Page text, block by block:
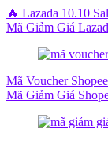
🔥 Lazada 10.10
Mã Giảm Giá
Mã Voucher
Mã Giảm Giá